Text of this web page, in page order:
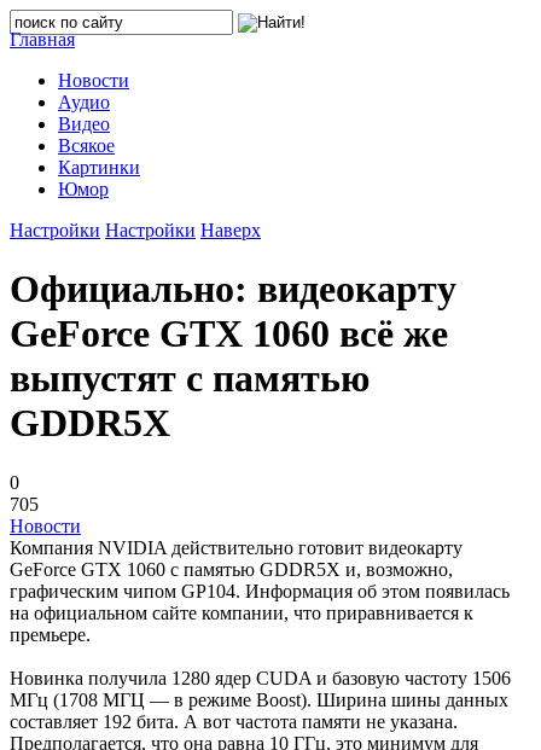
Главная
Новости
Аудио
Видео
Всякое
Картинки
Юмор
Настройки Настройки Наверх
Официально: видеокарту
GeForce GTX 1060 всё же
выпустят с памятью
GDDR5X
0
705
Новости
Компания NVIDIA действительно готовит видеокарту
GeForce GTX 1060 с памятью GDDR5X и, возможно,
графическим чипом GP104. Информация об этом появилась
на официальном сайте компании, что приравнивается к
премьере.
Новинка получила 1280 ядер CUDA и базовую частоту 1506
МГц (1708 МГЦ — в режиме Boost). Ширина шины данных
составляет 192 бита. А вот частота памяти не указана.
Предполагается, что она равна 10 ГГц, это минимум для